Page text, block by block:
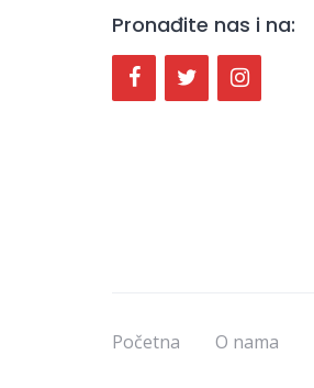
Pronađite nas i na:
Početna O nama